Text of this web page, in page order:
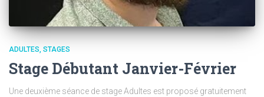
ADULTES STAGES
Stage Débutant Janvier-Février
Une deuxième séance de stage Adultes est proposé gratuitement